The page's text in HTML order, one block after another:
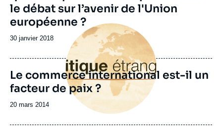
le débat sur l’avenir de l'Union
européenne ?
Date
publication
30 janvier 2018
Image
principale
Le commerce international est-il un
facteur de paix ?
Date
publication
20 mars 2014